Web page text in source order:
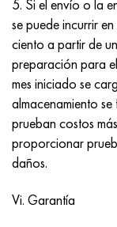
5. Si el envío o la
se puede incurrir
ciento a partir de
preparación para
mes iniciado se
almacenamiento
prueban costos
proporcionar
daños.
Vi. Garantía